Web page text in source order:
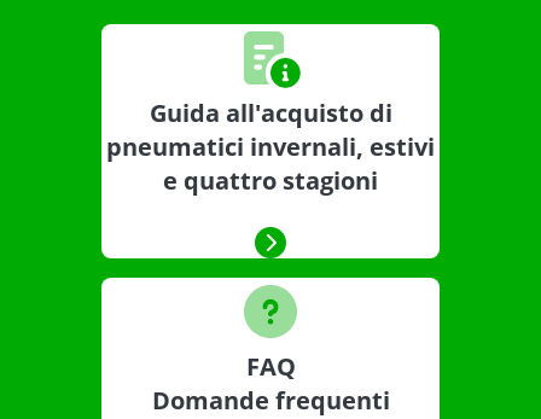
Guida all'acquisto di
pneumatici invernali, estivi
e quattro stagioni
FAQ
Domande frequenti